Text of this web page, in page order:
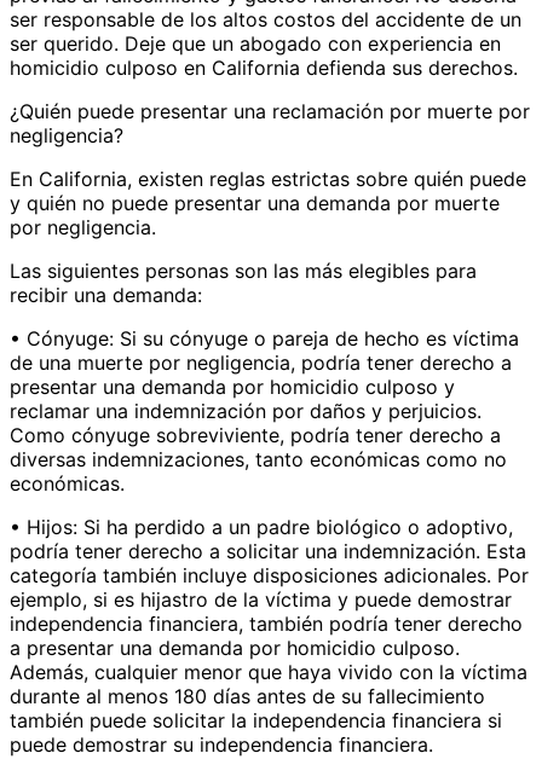
ser responsable de los altos costos del accidente de un
ser querido. Deje que un abogado con experiencia en
homicidio culposo en California defienda sus derechos.
¿Quién puede presentar una reclamación por muerte por
negligencia?
En California, existen reglas estrictas sobre quién puede
y quién no puede presentar una demanda por muerte
por negligencia.
Las siguientes personas son las más elegibles para
recibir una demanda:
• Cónyuge: Si su cónyuge o pareja de hecho es víctima
de una muerte por negligencia, podría tener derecho a
presentar una demanda por homicidio culposo y
reclamar una indemnización por daños y perjuicios.
Como cónyuge sobreviviente, podría tener derecho a
diversas indemnizaciones, tanto económicas como no
económicas.
• Hijos: Si ha perdido a un padre biológico o adoptivo,
podría tener derecho a solicitar una indemnización. Esta
categoría también incluye disposiciones adicionales. Por
ejemplo, si es hijastro de la víctima y puede demostrar
independencia financiera, también podría tener derecho
a presentar una demanda por homicidio culposo.
Además, cualquier menor que haya vivido con la víctima
durante al menos 180 días antes de su fallecimiento
también puede solicitar la independencia financiera si
puede demostrar su independencia financiera.